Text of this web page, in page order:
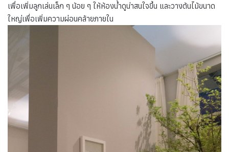
เพื่อเพิ่มลูกเล่นเล็ก ๆ น้อย ๆ ให้ห้องน้ำดูน่าสนใจขึ้น และวางต้นไม้ขนาด
ใหญ่เพื่อเพิ่มความผ่อนคล้ายภายใน